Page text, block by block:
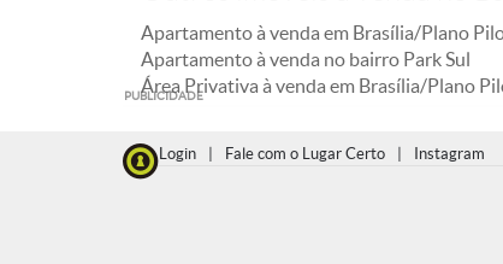
Apartamento à venda em Brasília/Plano
Apartamento à venda no bairro Park Sul
Área Privativa à venda em Brasília/Plano
PUBLICIDADE
Login Fale com o Lugar Certo Instagram